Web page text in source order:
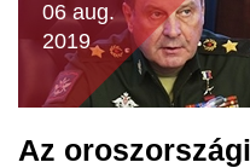
06 aug.
2019
Az